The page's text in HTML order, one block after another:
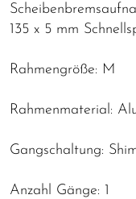
135 x 5 mm
Rahmengröße: M
Rahmenmaterial:
Gangschaltung:
Anzahl Gänge: 1